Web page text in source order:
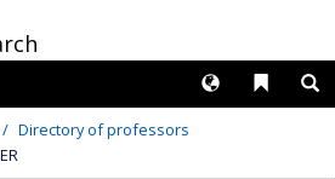
Liens
Langues
Directory of professors